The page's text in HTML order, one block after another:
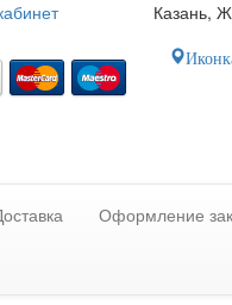
Казань,
Оформление